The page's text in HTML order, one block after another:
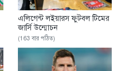
এলিগেন্ট লইয়ারস ফুটবল টিমের
জার্সি উন্মোচন
(163 বার পঠিত)